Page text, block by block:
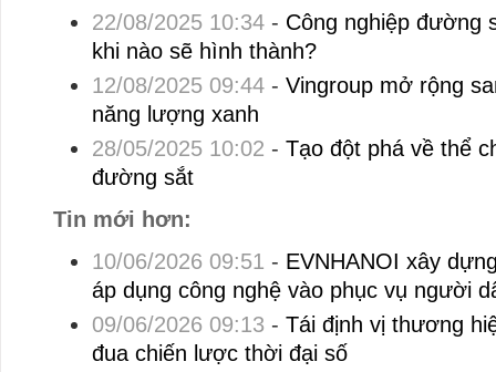
22/08/2025 10:34- Công nghiệp đường
khi nào sẽ hình thành?
12/08/2025 09:44- Vingroup mở rộng
năng lượng xanh
28/05/2025 10:02 - Tạo đột phá về thể
đường sắt
Tin mới hơn:
10/06/2026 09:51 - EVNHANOI xây
áp dụng công nghệ vào phục vụ người
09/06/2026 09:13 - Tái định vị thương
đua chiến lược thời đại số